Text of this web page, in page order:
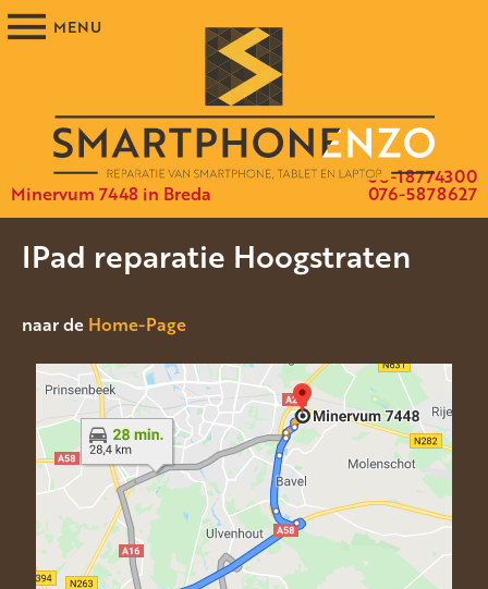
Minervum 7448 in Breda 076-5878627
06-18774300
IPad reparatie Hoogstraten
naar de Home-Page